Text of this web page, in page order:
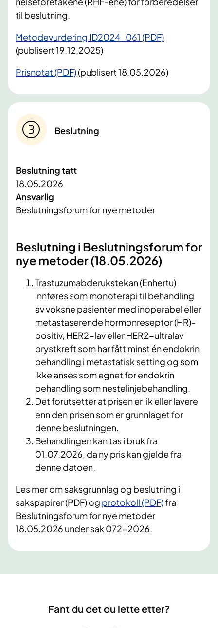
til beslutning.
Metodevurdering ID2024_061 (PDF)
(publisert 19.12.2025)
Prisnotat (PDF)(publisert 18.05.2026)
Beslutning
Beslutning tatt
18.05.2026
Ansvarlig
Beslutningsforum for nye metoder
Beslutning i Beslutningsforum for
nye metoder (18.05.2026)
Trastuzumabderukstekan (Enhertu)
innføres som monoterapi til behandling
av voksne pasienter med inoperabel eller
metastaserende hormonreseptor (HR)-
positiv, HER2-lav eller HER2-ultralav
brystkreft som har fått minst én endokrin
behandling i metastatisk setting og som
ikke anses som egnet for endokrin
behandling som nestelinjebehandling.
Det forutsetter at prisen er lik eller lavere
enn den prisen som er grunnlaget for
denne beslutningen.
Behandlingen kan tas i bruk fra
01.07.2026, da ny pris kan gjelde fra
denne datoen.
Les mer om saksgrunnlag og beslutning i
sakspapirer (PDF) og protokoll (PDF)fra
Beslutningsforum for nye metoder
18.05.2026 under sak 072-2026.
Fant du det du lette etter?